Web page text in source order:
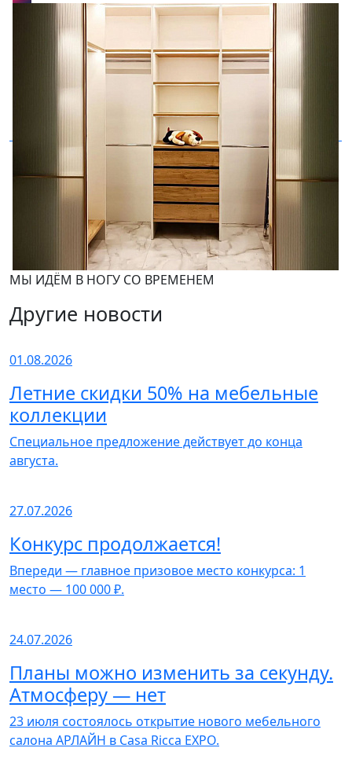
МЫ ИДЁМ В НОГУ СО ВРЕМЕНЕМ
Другие новости
01.08.2026
Летние скидки 50% на мебельные
коллекции
Специальное предложение действует до конца
августа.
27.07.2026
Конкурс продолжается!
Впереди — главное призовое место конкурса: 1
место — 100 000 ₽.
24.07.2026
Планы можно изменить за секунду.
Атмосферу — нет
23 июля состоялось открытие нового мебельного
салона АРЛАЙН в Casa Ricca EXPO.